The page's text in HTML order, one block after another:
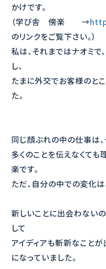
かけです。
（学び舎 傍楽 →
のリンクをご覧下さい。）
私は、それまではナオミで
し、
たまに外交でお客様のと
た。
同じ顔ぶれの中の仕事は、
多くのことを伝えなくても
楽です。
ただ、自分の中での変化は
新しいことに出会わない
して
アイディアも斬新なことが
になっていました。